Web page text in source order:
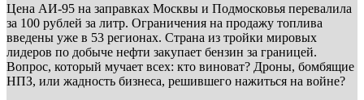
Цена АИ-95 на заправках Москвы и Подмосковья перевалила
за 100 рублей за литр. Ограничения на продажу топлива
введены уже в 53 регионах. Страна из тройки мировых
лидеров по добыче нефти закупает бензин за границей.
Вопрос, который мучает всех: кто виноват? Дроны, бомбящие
НПЗ, или жадность бизнеса, решившего нажиться на войне?